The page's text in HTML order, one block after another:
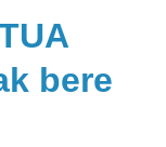
bere